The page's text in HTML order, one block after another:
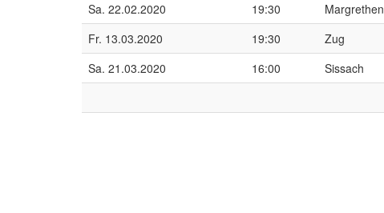
Sa. 22.02.2020
19:30 Margrethen
Fr. 13.03.2020
19:30 Zug
Sa. 21.03.2020
16:00 Sissach